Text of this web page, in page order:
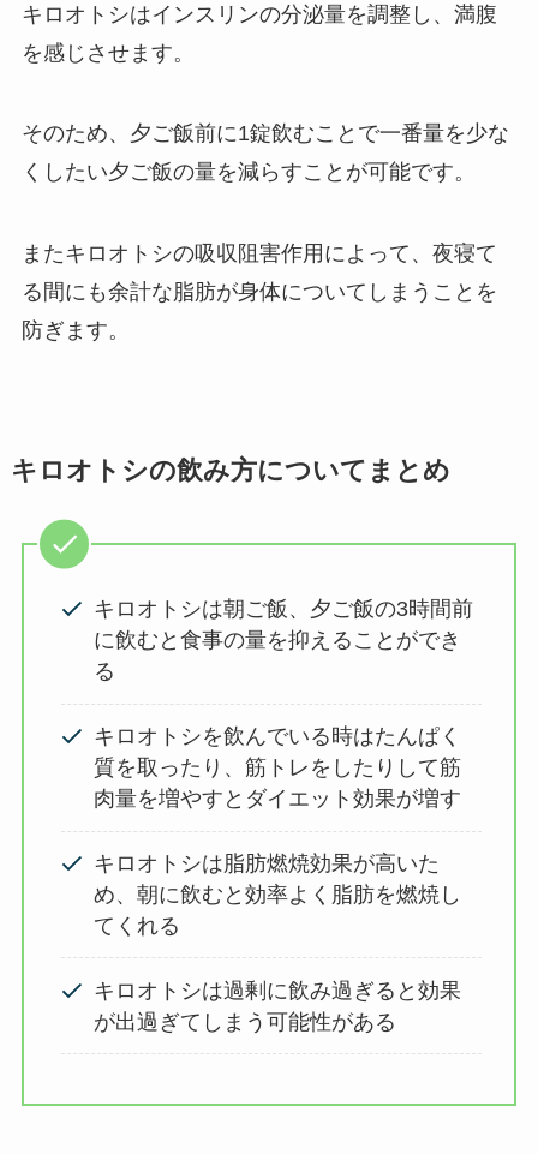
キロオトシはインスリンの分泌量を調整し、満腹
を感じさせます。
そのため、夕ご飯前に1錠飲むことで一番量を少な
くしたい夕ご飯の量を減らすことが可能です。
またキロオトシの吸収阻害作用によって、夜寝て
る間にも余計な脂肪が身体についてしまうことを
防ぎます。
キロオトシの飲み方についてまとめ
キロオトシは朝ご飯、夕ご飯の3時間前
に飲むと食事の量を抑えることができ
る
キロオトシを飲んでいる時はたんぱく
質を取ったり、筋トレをしたりして筋
肉量を増やすとダイエット効果が増す
キロオトシは脂肪燃焼効果が高いた
め、朝に飲むと効率よく脂肪を燃焼し
てくれる
キロオトシは過剰に飲み過ぎると効果
が出過ぎてしまう可能性がある